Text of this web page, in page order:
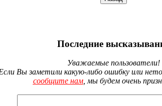
Последние
Уважаемые пользователи!
Вы заметили какую-либо ошибку или
сообщите нам, мы будем очень